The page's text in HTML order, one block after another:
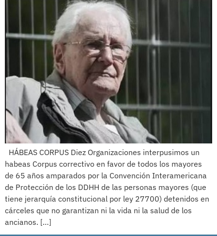
HÁBEAS CORPUS Diez Organizaciones interpusimos un
habeas Corpus correctivo en favor de todos los mayores
de 65 años amparados por la Convención Interamericana
de Protección de los DDHH de las personas mayores (que
tiene jerarquía constitucional por ley 27700) detenidos en
cárceles que no garantizan ni la vida ni la salud de los
ancianos. […]